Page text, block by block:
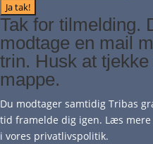
Ja tak!
Tak for tilmelding.
modtage en mail
trin. Husk at
mappe.
Du modtager samtidig Tribas
tid framelde dig igen. Læs
i vores privatlivspolitik.